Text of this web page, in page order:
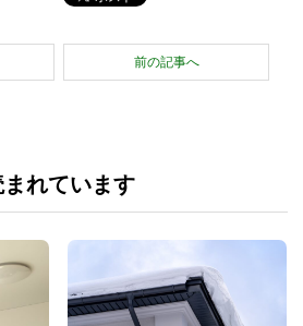
前の記事へ
れています